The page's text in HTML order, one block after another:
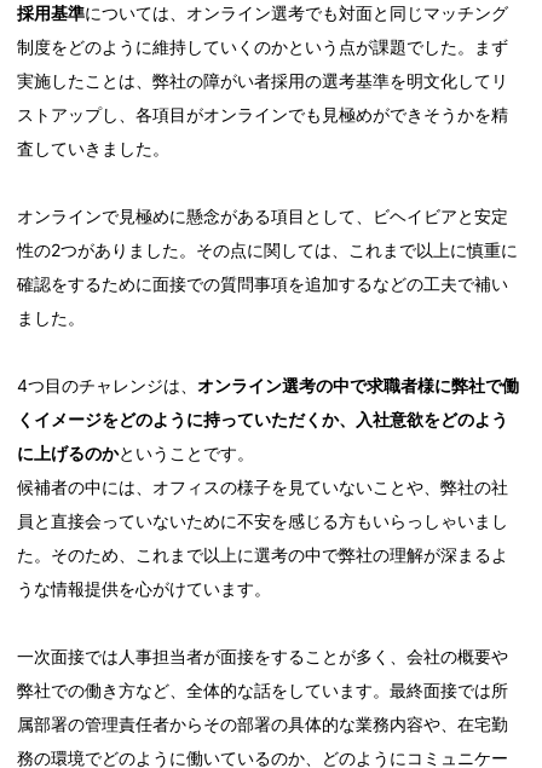
採用基準については、オンライン選考でも対面と同じマッチング
制度をどのように維持していくのかという点が課題でした。まず
実施したことは、弊社の障がい者採用の選考基準を明文化してリ
ストアップし、各項目がオンラインでも見極めができそうかを精
査していきました。
オンラインで見極めに懸念がある項目として、ビヘイビアと安定
性の2つがありました。その点に関しては、これまで以上に慎重に
確認をするために面接での質問事項を追加するなどの工夫で補い
ました。
4つ目のチャレンジは、オンライン選考の中で求職者様に弊社で働
くイメージをどのように持っていただくか、入社意欲をどのよう
に上げるのかということです。
候補者の中には、オフィスの様子を見ていないことや、弊社の社
員と直接会っていないために不安を感じる方もいらっしゃいまし
た。そのため、これまで以上に選考の中で弊社の理解が深まるよ
うな情報提供を心がけています。
一次面接では人事担当者が面接をすることが多く、会社の概要や
弊社での働き方など、全体的な話をしています。最終面接では所
属部署の管理責任者からその部署の具体的な業務内容や、在宅勤
務の環境でどのように働いているのか、どのようにコミュニケー